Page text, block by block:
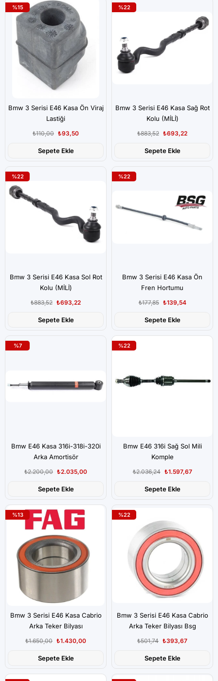
Bmw 3 Serisi E46 Kasa Ön Viraj
Lastiği
₺93,50
₺110,00
Sepete Ekle
%15
Bmw 3 Serisi E46 Kasa Sağ Rot
Kolu (MİLİ)
₺693,22
₺883,52
Sepete Ekle
%22
Bmw 3 Serisi E46 Kasa Sol Rot
Kolu (MİLİ)
₺693,22
₺883,52
Sepete Ekle
%22
Bmw 3 Serisi E46 Kasa Ön
Fren Hortumu
₺139,54
₺177,85
Sepete Ekle
%22
Bmw E46 Kasa 316i-318i-320i
Arka Amortisör
₺2.035,00
₺2.200,00
Sepete Ekle
%7
Bmw E46 316i Sağ Sol Mili
Komple
₺1.597,67
₺2.036,24
Sepete Ekle
%22
Bmw 3 Serisi E46 Kasa Cabrio
Arka Teker Bilyası
₺1.430,00
₺1.650,00
Sepete Ekle
%13
Bmw 3 Serisi E46 Kasa Cabrio
Arka Teker Bilyası Bsg
₺393,67
₺501,74
Sepete Ekle
%22